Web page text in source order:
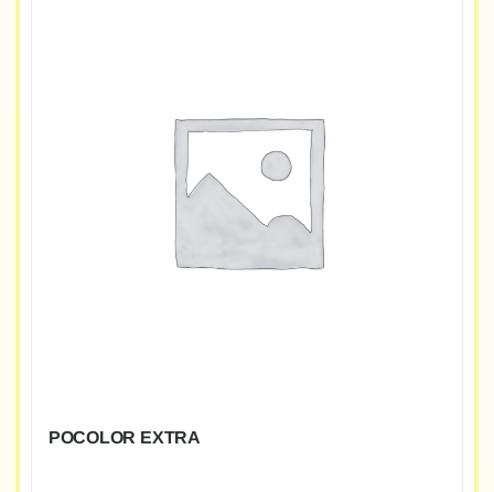
POCOLOR EXTRA